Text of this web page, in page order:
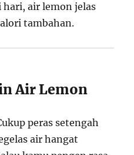
air lemon jelas
tambahan.
Air Lemon
peras setengah
air hangat